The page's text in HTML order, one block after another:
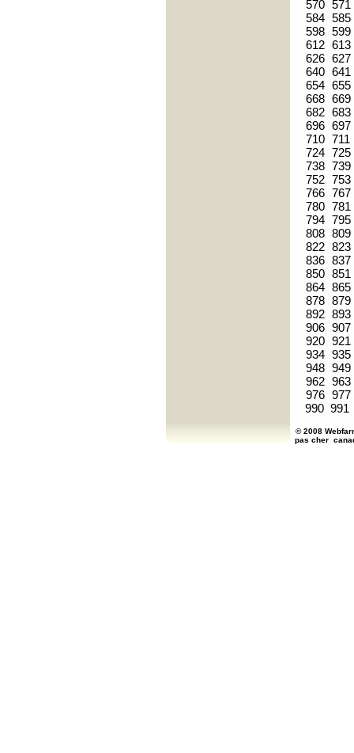
570 571
584 585
598 599
612 613
626 627
640 641
654 655
668 669
682 683
696 697
710 711
724 725
738 739
752 753
766 767
780 781
794 795
808 809
822 823
836 837
850 851
864 865
878 879
892 893
906 907
920 921
934 935
948 949
962 963
976 977
990 991
© 2008
pas cher